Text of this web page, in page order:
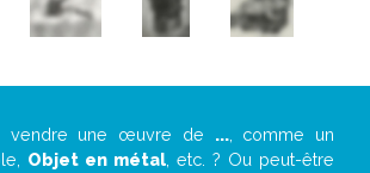
vendre une œuvre de ..., comme un
Objet en métal , etc. ? Ou peut-être